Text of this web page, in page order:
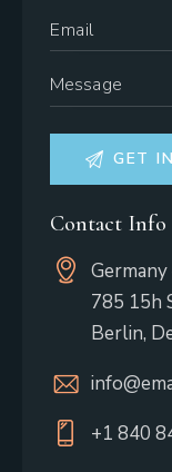
Contact Info
785 15h
Berlin,
+1 840